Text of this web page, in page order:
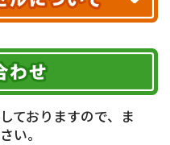
輸
間帯
16～18時
指定なし
のみ)
円(税込)
、お客様にご負担い
詳しくはこちら▶
ておりますので、ま
い。